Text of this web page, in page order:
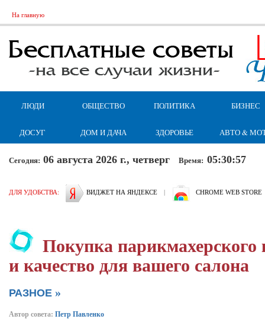
На главную
ЛЮДИ ОБЩЕСТВО ПОЛИТИКА БИЗНЕС
ДОСУГ ДОМ И ДАЧА ЗДОРОВЬЕ АВТО &
Сегодня: 06 августа 2026 г., четверг Время: 05:30:58
ДЛЯ УДОБСТВА: ВИДЖЕТ НА ЯНДЕКСЕ | CHROME WEB STORE
Покупка парикмахерского
и качество для вашего салона
РАЗНОЕ »
Автор совета: Петр Павленко